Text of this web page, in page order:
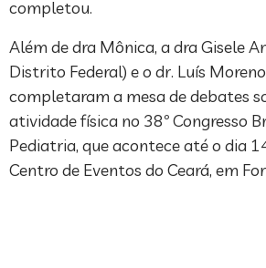
completou.
Além de dra Mônica, a dra Gisele
Distrito Federal) e o dr. Luís
completaram a mesa de debates
atividade física no 38º Congresso
Pediatria, que acontece até o dia
Centro de Eventos do Ceará, em